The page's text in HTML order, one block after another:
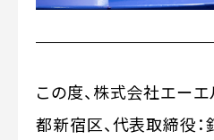
この度、株式会社エーエ
都新宿区、代表取締役：